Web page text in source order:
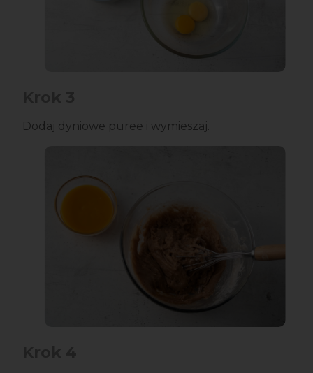
Dodaj dyniowe puree i wymieszaj.